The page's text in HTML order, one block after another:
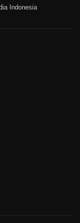
Indonesia